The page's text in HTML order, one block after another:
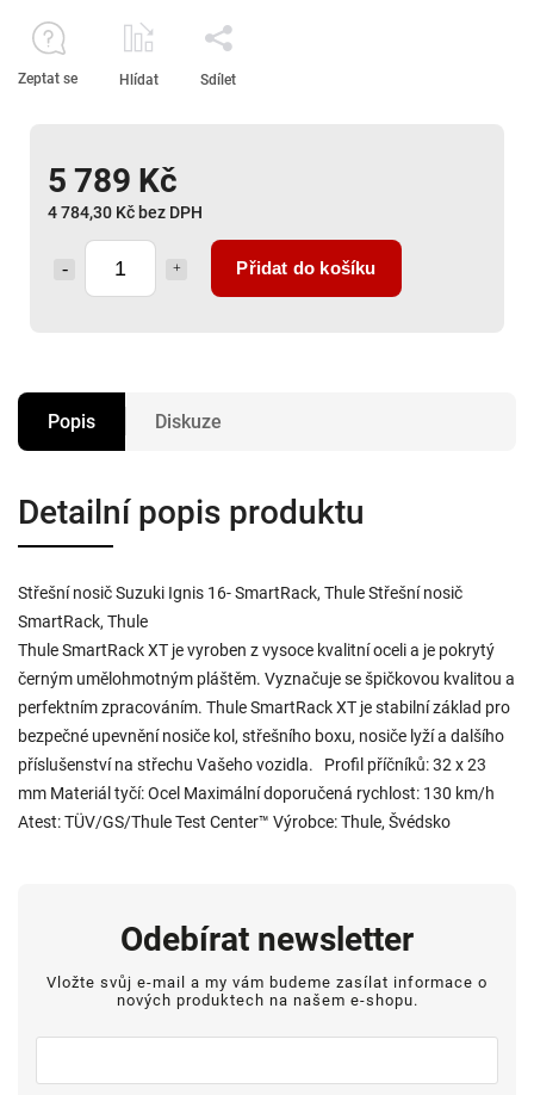
5 789 Kč
4 784,30 Kč bez DPH
Přidat do košíku
Zeptat se Hlídat Sdílet
Popis Diskuze
Detailní popis produktu
Střešní nosič Suzuki Ignis 16- SmartRack, Thule Střešní nosič
SmartRack, Thule
Thule SmartRack XT je vyroben z vysoce kvalitní oceli a je pokrytý
černým umělohmotným pláštěm. Vyznačuje se špičkovou kvalitou a
perfektním zpracováním. Thule SmartRack XT je stabilní základ pro
bezpečné upevnění nosiče kol, střešního boxu, nosiče lyží a dalšího
příslušenství na střechu Vašeho vozidla. Profil příčníků: 32 x 23
mm Materiál tyčí: Ocel Maximální doporučená rychlost: 130 km/h
Atest: TÜV/GS/Thule Test Center™ Výrobce: Thule, Švédsko
Odebírat newsletter
Vložte svůj e-mail a my vám budeme zasílat informace o
nových produktech na našem e-shopu.